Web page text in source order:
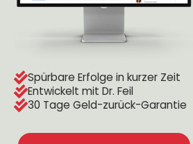
Spürbare Erfolge in kurzer Zeit
Entwickelt mit Dr. Feil
30 Tage Geld-zurück-Garantie